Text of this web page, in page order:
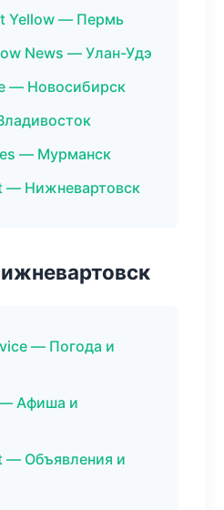
Yellow — Пермь
News — Улан-Удэ
— Новосибирск
— Мурманск
— Нижневартовск
— Погода и
— Афиша и
— Объявления и